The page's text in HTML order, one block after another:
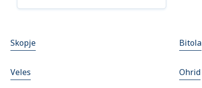
Skopje Bitola
Veles Ohrid